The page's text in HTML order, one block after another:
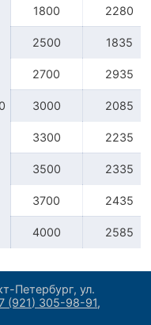
1800 2280
2500 1835
2700 2935
3000 2085
3300 2235
3500 2335
3700 2435
4000 2585
Петербург, ул.
(921) 305-98-91,